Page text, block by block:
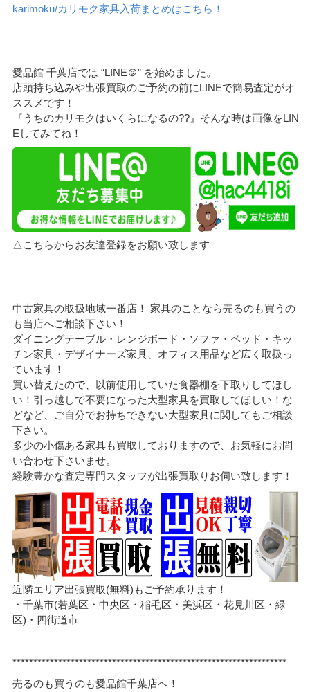
karimoku/カリモク家具入荷まとめはこちら！
愛品館 千葉店では “LINE＠” を始めました。
店頭持ち込みや出張買取のご予約の前にLINEで簡易査定がオ
ススメです！
『うちのカリモクはいくらになるの??』そんな時は画像をLIN
Eしてみてね！
△こちらからお友達登録をお願い致します
中古家具の取扱地域一番店！ 家具のことなら売るのも買うの
も当店へご相談下さい！
ダイニングテーブル・レンジボード・ソファ・ベッド・キッ
チン家具・デザイナーズ家具、オフィス用品など広く取扱っ
ています！
買い替えたので、以前使用していた食器棚を下取りしてほし
い！引っ越しで不要になった大型家具を買取してほしい！な
どなど、ご自分でお持ちできない大型家具に関してもご相談
下さい。
多少の小傷ある家具も買取しておりますので、お気軽にお問
い合わせ下さいませ。
経験豊かな査定専門スタッフが出張買取りお伺い致します！
近隣エリア出張買取(無料)もご予約承ります！
・千葉市(若葉区・中央区・稲毛区・美浜区・花見川区・緑
区)・四街道市
******************************************************************
売るのも買うのも愛品館千葉店へ！